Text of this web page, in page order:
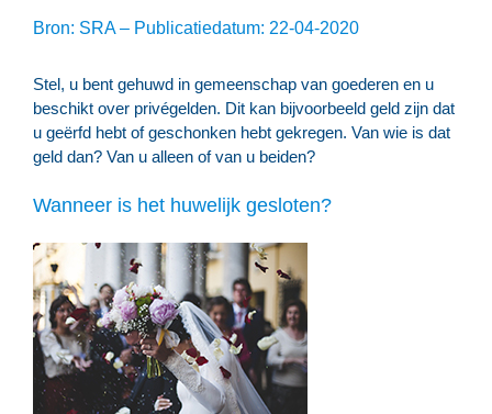
Bron: SRA – Publicatiedatum: 22-04-2020
Stel, u bent gehuwd in gemeenschap van goederen en u
beschikt over privégelden. Dit kan bijvoorbeeld geld zijn dat
u geërfd hebt of geschonken hebt gekregen. Van wie is dat
geld dan? Van u alleen of van u beiden?
Wanneer is het huwelijk gesloten?